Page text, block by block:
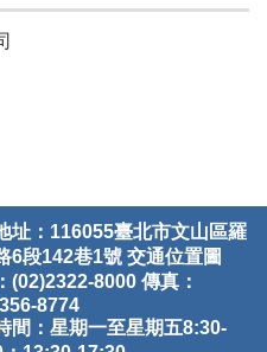
址：116055臺北市文山區羅
6段142巷1號 交通位置圖
(02)2322-8000 傳真：
8774
間：星期一至星期五8:30-